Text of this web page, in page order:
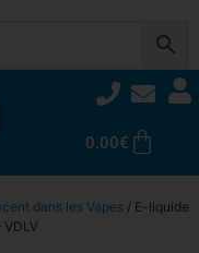
0.00€
dans les Vapes/ E-liquide